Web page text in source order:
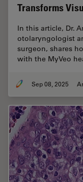
Transforms
In this article, Dr.
otolaryngologist
surgeon, shares
with the MyVeo
Sep 08, 2025